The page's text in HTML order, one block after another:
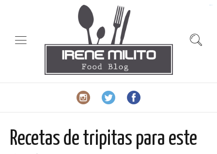
Recetas de tripitas para este